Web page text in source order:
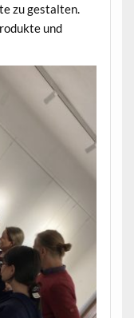
zu gestalten.
und